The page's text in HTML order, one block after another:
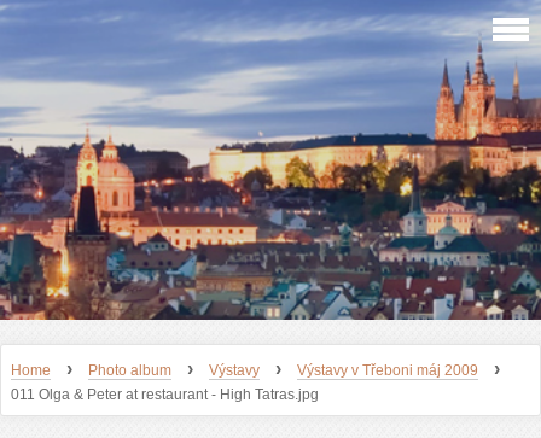
Home › Photo album › Výstavy › Výstavy v Třeboni máj 2009 ›
011 Olga & Peter at restaurant - High Tatras.jpg